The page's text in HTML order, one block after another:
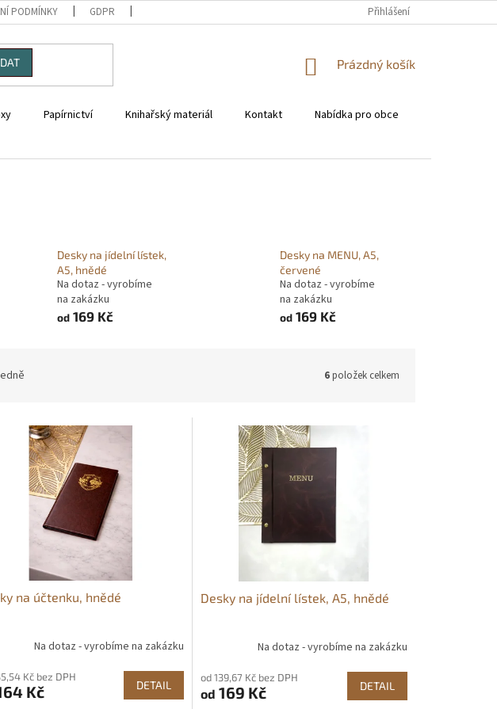
PODMÍNKY GDPR Přihlášení
NÁKUPNÍ
Prázdný košík
Papírnictví Knihařský materiál Kontakt Nabídka pro obce
Desky na jídelní lístek,
A5, hnědé
Na dotaz - vyrobíme
na zakázku
od169 Kč
Desky na MENU, A5,
červené
Na dotaz - vyrobíme
na zakázku
od169 Kč
6položek celkem
na účtenku, hnědé
Na dotaz - vyrobíme na zakázku
Kč bez DPH
Kč DETAIL
Desky na jídelní lístek, A5, hnědé
Na dotaz - vyrobíme na zakázku
od 139,67 Kč bez DPH
od 169 Kč DETAIL